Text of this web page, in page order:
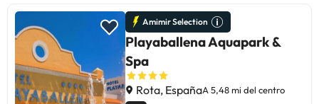
Amimir Selection
Playaballena Aquapark &
Spa
Rota, EspañaA 5,48 mi del centro